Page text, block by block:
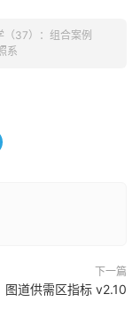
（37）：组合案例
系
下一篇
图道供需区指标 v2.10